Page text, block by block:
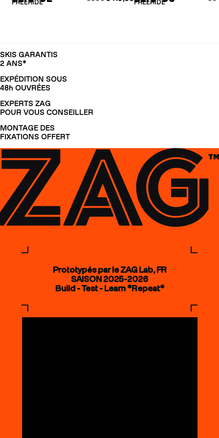
FREERIDE
FREERIDE
SKIS GARANTIS
2 ANS*
EXPÉDITION SOUS
48h OUVRÉES
EXPERTS ZAG
POUR VOUS CONSEILLER
MONTAGE DES
FIXATIONS OFFERT
Prototypés par le ZAG Lab, FR
SAISON 2025-2026
Build - Test - Learn *Repeat*